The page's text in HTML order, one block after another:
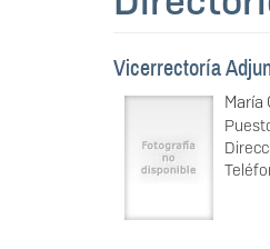
Vicerrectoría
María